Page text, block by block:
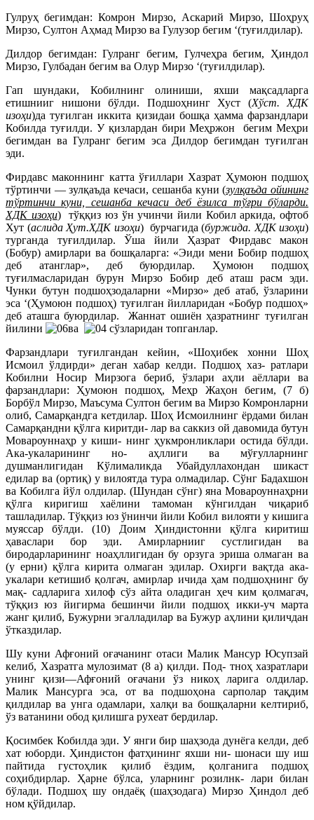
Гулруҳ бегимдан: Комрон Мирзо, Аскарий Мирзо, Шоҳруҳ
Мирзо, Султон Аҳмад Мирзо ва Гулузор бегим ‘(туғилдилар).
Дилдор бегимдан: Гулранг бегим, Гулчеҳра бегим, Ҳиндол
Мирзо, Гулбадан бегим ва Олур Мирзо ‘(туғилдилар).
Гап шундаки, Кобилнинг олиниши, яхши мақсадларга
етишнииг нишони бўлди. Подшоҳнинг Хуст (Хўст. ХДК
изоҳи)да туғилган иккита қизидаи бошқа ҳамма фарзандлари
Кобилда туғилди. У қизлардан бири Меҳржон бегим Меҳри
бегимдан ва Гулранг бегим эса Дилдор бегимдан туғилган
эди.
Фирдавс маконнинг катта ўғиллари Хазрат Ҳумоюн подшоҳ
тўртинчи — зулқаъда кечаси, сешанба куни (зулқаъда ойининг
тўртинчи куни, сешанба кечаси деб ёзилса тўғри бўларди.
ХДК изоҳи) тўққиз юз ўн учинчи йили Кобил аркида, офтоб
Хут (аслида Ҳут.ХДК изоҳи) бурчагида (буржида. ХДК изоҳи)
турганда туғилдилар. Ўша йили Ҳазрат Фирдавс макон
(Бобур) амирлари ва бошқаларга: «Эиди мени Бобир подшоҳ
деб атанглар», деб буюрдилар. Ҳумоюн подшоҳ
туғилмасларидан бурун Мирзо Бобир деб аташ расм эди.
Чунки бутун подшоҳзодаларни «Мирзо» деб атаб, ўзларини
эса ‘(Ҳумоюн подшоҳ) туғилган йилларидан «Бобур подшоҳ»
деб аташга буюрдилар. Жаннат ошиён ҳазратнинг туғилган
йилини
ва
сўзларидан топганлар.
Фарзандлари туғилгандан кейин, «Шоҳибек хонни Шоҳ
Исмоил ўлдирди» деган хабар келди. Подшоҳ хаз- ратлари
Кобилни Носир Мирзога бериб, ўзлари аҳли аёллари ва
фарзандлари: Ҳумоюн подшоҳ, Меҳр Жаҳон бегим, (7 б)
Борбўл Мирзо, Маъсума Султон бегим ва Мирзо Комронларни
олиб, Самарқандга кетдилар. Шоҳ Исмоилнинг ёрдами билан
Самарқандни қўлга киритди- лар ва саккиз ой давомида бутун
Мовароуннаҳр у киши- нинг ҳукмронликлари остида бўлди.
Ака-укаларининг но- аҳллиги ва мўғулларнинг
душманлигидан Кўлималикда Убайдуллахондан шикаст
едилар ва (ортиқ) у вилоятда тура олмадилар. Сўнг Бадахшон
ва Кобилга йўл олдилар. (Шундан сўнг) яна Мовароуннаҳрни
қўлга киригиш хаёлини тамоман кўнгилдан чиқариб
ташладилар. Тўққиз юз ўнинчи йили Кобил вилояти у кишига
муяссар бўлди.(10) Доим Ҳиндистонни қўлга киритиш
ҳаваслари бор эди. Амирларнииг сустлигидан ва
биродарларининг ноаҳллигидан бу орзуга эриша олмаган ва
(у ерни) қўлга кирита олмаган эдилар. Охирги вақтда ака-
укалари кетишиб қолгач, амирлар ичида ҳам подшоҳнинг бу
мақ- садларига хилоф сўз айта оладиган ҳеч ким қолмагач,
тўққиз юз йигирма бешинчи йили подшоҳ икки-уч марта
жанг қилиб, Бужурни эгалладилар ва Бужур аҳлини қиличдан
ўтказдилар.
Шу куни Афғоний оғачанинг отаси Малик Мансур Юсупзай
келиб, Хазратга мулозимат (8 а) қилди. Под- тноҳ хазратлари
унинг қизи—Афғоний оғачани ўз никоҳ ларига олдилар.
Малик Мансурга эса, от ва подшоҳона сарполар тақдим
қилдилар ва унга одамлари, халқи ва бошқаларни келтириб,
ўз ватанини обод қилишга рухеат бердилар.
Қосимбек Кобилда эди. У янги бир шаҳзода дунёга келди, деб
хат юборди. Ҳиндистон фатҳининг яхши ни- шонаси шу иш
пайтида густоҳлик қилиб ёздим, қолганига подшоҳ
соҳибдирлар. Ҳарне бўлса, уларнинг розилнк- лари билан
бўлади. Подшоҳ шу ондаёқ (шаҳзодага) Мирзо Ҳиндол деб
ном қўйдилар.